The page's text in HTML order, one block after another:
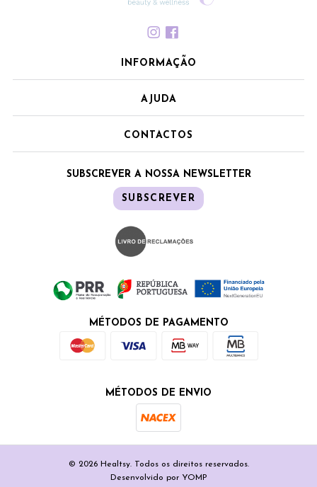
INFORMAÇÃO
AJUDA
CONTACTOS
SUBSCREVER A NOSSA NEWSLETTER
SUBSCREVER
MÉTODOS DE PAGAMENTO
MÉTODOS DE ENVIO
© 2026 Healtsy. Todos os direitos reservados.
Desenvolvido por YOMP